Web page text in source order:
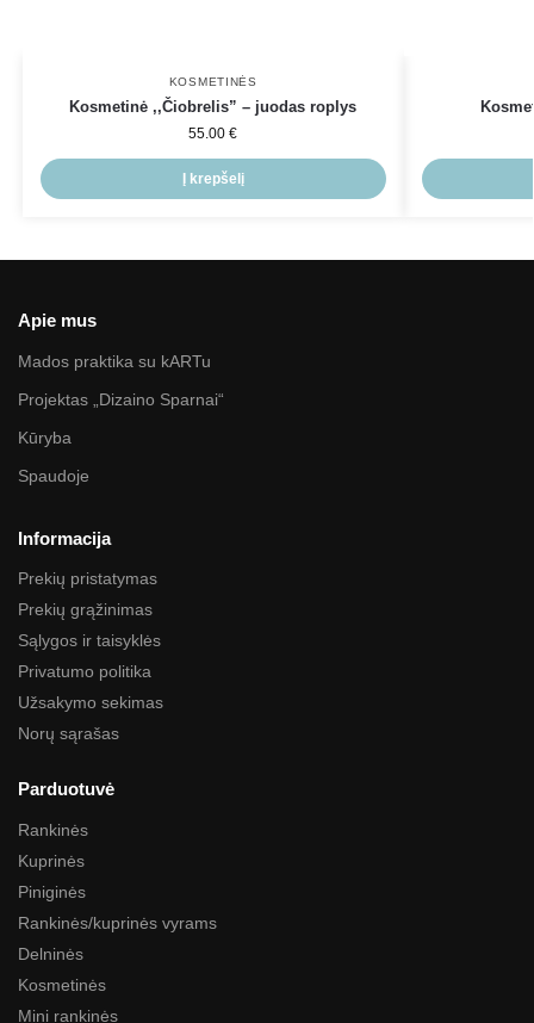
KOSMETINĖS
Kosmetinė ,,Čiobrelis” – juodas roplys
55.00€
Į krepšelį
Apie mus
Mados praktika su kARTu
Projektas „Dizaino Sparnai“
Kūryba
Spaudoje
Informacija
Prekių pristatymas
Prekių grąžinimas
Sąlygos ir taisyklės
Privatumo politika
Užsakymo sekimas
Norų sąrašas
Parduotuvė
Rankinės
Kuprinės
Piniginės
Rankinės/kuprinės vyrams
Delninės
Kosmetinės
Mini rankinės